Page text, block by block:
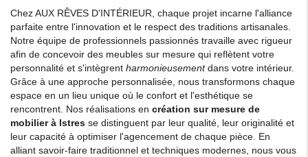
Chez AUX RÊVES D'INTÉRIEUR, chaque projet incarne l'alliance
parfaite entre l'innovation et le respect des traditions artisanales.
Notre équipe de professionnels passionnés travaille avec rigueur
afin de concevoir des meubles sur mesure qui reflètent votre
personnalité et s'intègrent harmonieusementdans votre intérieur.
Grâce à une approche personnalisée, nous transformons chaque
espace en un lieu unique où le confort et l'esthétique se
rencontrent. Nos réalisations en création sur mesure de
mobilier à Istres se distinguent par leur qualité, leur originalité et
leur capacité à optimiser l'agencement de chaque pièce. En
alliant savoir-faire traditionnel et techniques modernes, nous vous